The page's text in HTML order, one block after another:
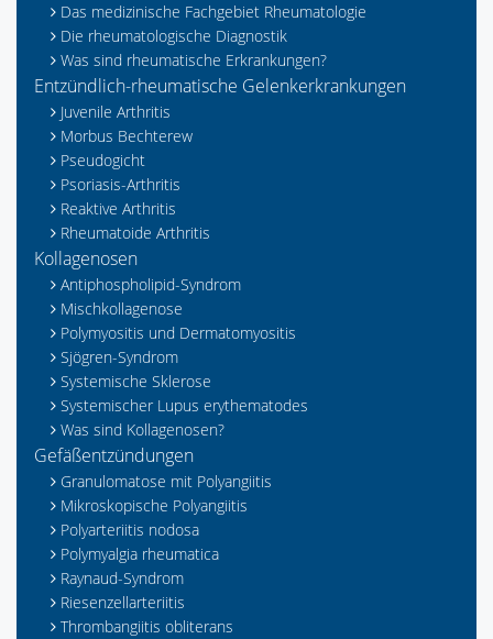
Das medizinische Fachgebiet Rheumatologie
Die rheumatologische Diagnostik
Was sind rheumatische Erkrankungen?
Entzündlich-rheumatische Gelenkerkrankungen
Juvenile Arthritis
Morbus Bechterew
Pseudogicht
Psoriasis-Arthritis
Reaktive Arthritis
Rheumatoide Arthritis
Kollagenosen
Antiphospholipid-Syndrom
Mischkollagenose
Polymyositis und Dermatomyositis
Sjögren-Syndrom
Systemische Sklerose
Systemischer Lupus erythematodes
Was sind Kollagenosen?
Gefäßentzündungen
Granulomatose mit Polyangiitis
Mikroskopische Polyangiitis
Polyarteriitis nodosa
Polymyalgia rheumatica
Raynaud-Syndrom
Riesenzellarteriitis
Thrombangiitis obliterans